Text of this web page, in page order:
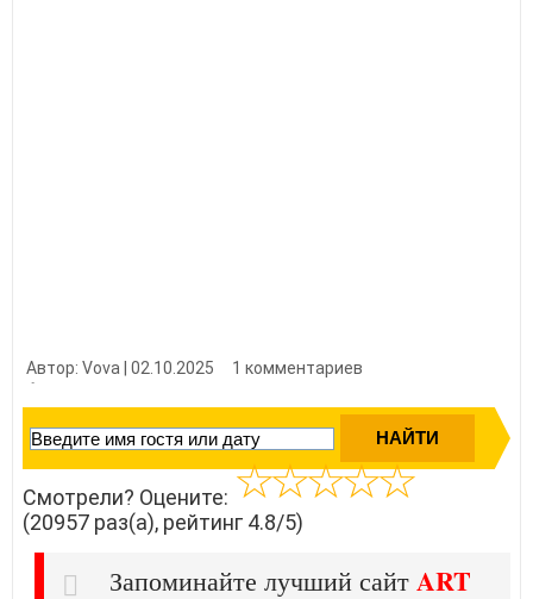
Автор: Vova | 02.10.2025
1 комментариев
Смотрели? Оцените:
(20957 раз(а), рейтинг 4.8/5)
Запоминайте лучший сайт ART